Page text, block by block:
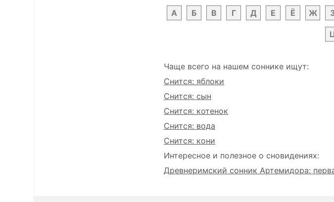
А
Б В Г Д Е Ё Ж
Чаще всего на нашем соннике ищут:
Снится: яблоки
Снится: сын
Снится: котенок
Снится: вода
Снится: кони
Интересное и полезное о сновидениях:
Древнеримский сонник Артемидора: